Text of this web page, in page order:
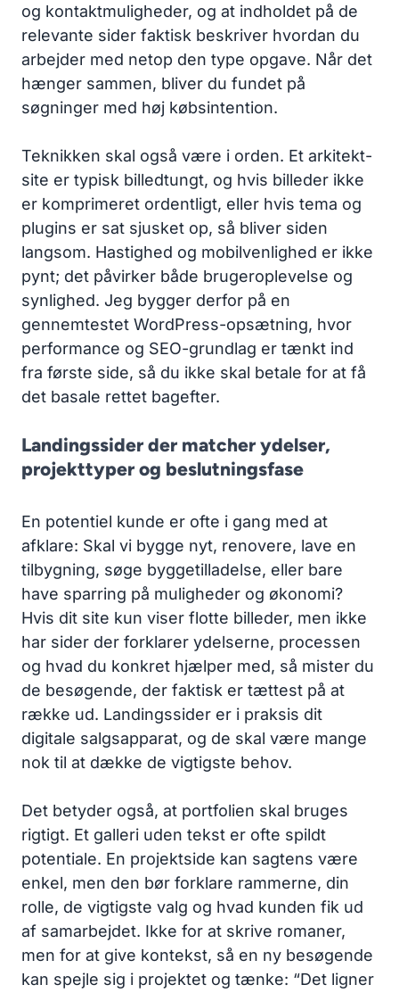
og kontaktmuligheder, og at indholdet på de
relevante sider faktisk beskriver hvordan du
arbejder med netop den type opgave. Når det
hænger sammen, bliver du fundet på
søgninger med høj købsintention.
Teknikken skal også være i orden. Et arkitekt-
site er typisk billedtungt, og hvis billeder ikke
er komprimeret ordentligt, eller hvis tema og
plugins er sat sjusket op, så bliver siden
langsom. Hastighed og mobilvenlighed er ikke
pynt; det påvirker både brugeroplevelse og
synlighed. Jeg bygger derfor på en
gennemtestet WordPress-opsætning, hvor
performance og SEO-grundlag er tænkt ind
fra første side, så du ikke skal betale for at få
det basale rettet bagefter.
Landingssider der matcher ydelser,
projekttyper og beslutningsfase
En potentiel kunde er ofte i gang med at
afklare: Skal vi bygge nyt, renovere, lave en
tilbygning, søge byggetilladelse, eller bare
have sparring på muligheder og økonomi?
Hvis dit site kun viser flotte billeder, men ikke
har sider der forklarer ydelserne, processen
og hvad du konkret hjælper med, så mister du
de besøgende, der faktisk er tættest på at
række ud. Landingssider er i praksis dit
digitale salgsapparat, og de skal være mange
nok til at dække de vigtigste behov.
Det betyder også, at portfolien skal bruges
rigtigt. Et galleri uden tekst er ofte spildt
potentiale. En projektside kan sagtens være
enkel, men den bør forklare rammerne, din
rolle, de vigtigste valg og hvad kunden fik ud
af samarbejdet. Ikke for at skrive romaner,
men for at give kontekst, så en ny besøgende
kan spejle sig i projektet og tænke: “Det ligner